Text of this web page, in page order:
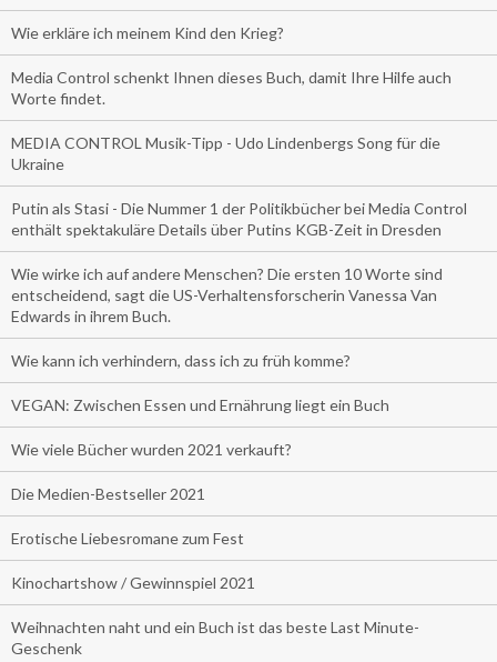
Wie erkläre ich meinem Kind den Krieg?
Media Control schenkt Ihnen dieses Buch, damit Ihre Hilfe auch
Worte findet.
MEDIA CONTROL Musik-Tipp - Udo Lindenbergs Song für die
Ukraine
Putin als Stasi - Die Nummer 1 der Politikbücher bei Media Control
enthält spektakuläre Details über Putins KGB-Zeit in Dresden
Wie wirke ich auf andere Menschen? Die ersten 10 Worte sind
entscheidend, sagt die US-Verhaltensforscherin Vanessa Van
Edwards in ihrem Buch.
Wie kann ich verhindern, dass ich zu früh komme?
VEGAN: Zwischen Essen und Ernährung liegt ein Buch
Wie viele Bücher wurden 2021 verkauft?
Die Medien-Bestseller 2021
Erotische Liebesromane zum Fest
Kinochartshow / Gewinnspiel 2021
Weihnachten naht und ein Buch ist das beste Last Minute-
Geschenk